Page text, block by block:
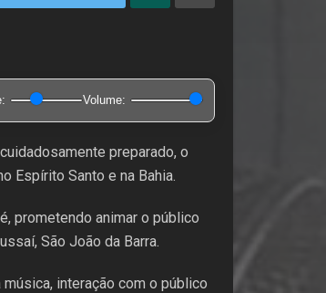
Volume:
preparado, o
Espírito Santo e na Bahia.
prometendo animar o público
São João da Barra.
interação com o público